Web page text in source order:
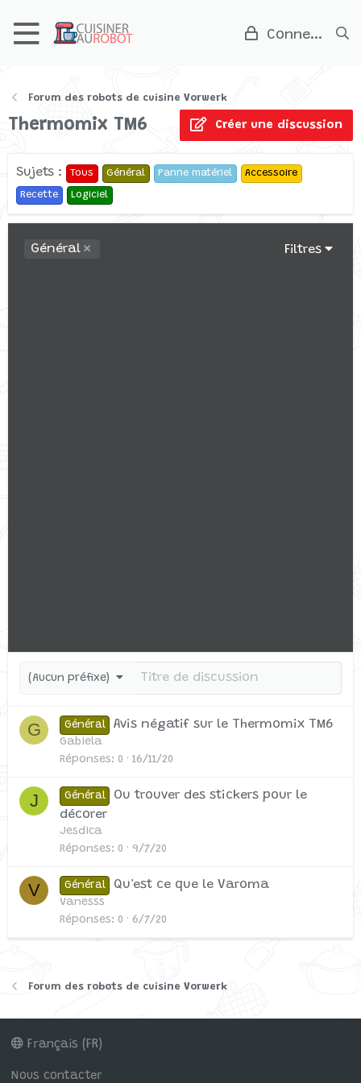
Connexion
Forum des robots de cuisine Vorwerk
Thermomix TM6 Créer une discussion
Sujets : Tous Général Panne matériel Accessoire
Recette Logiciel
Général Filtres
(Aucun préfixe)
G Général Avis négatif sur le Thermomix TM6
Gabiela
Réponses
0 16/11/20
J Général
Ou trouver des stickers pour le
décorer
Jesdica
Réponses
0 9/7/20
V Général Qu'est ce que le Varoma
Vanesss
Réponses
0 6/7/20
Forum des robots de cuisine Vorwerk
Français (FR)
Nous contacter